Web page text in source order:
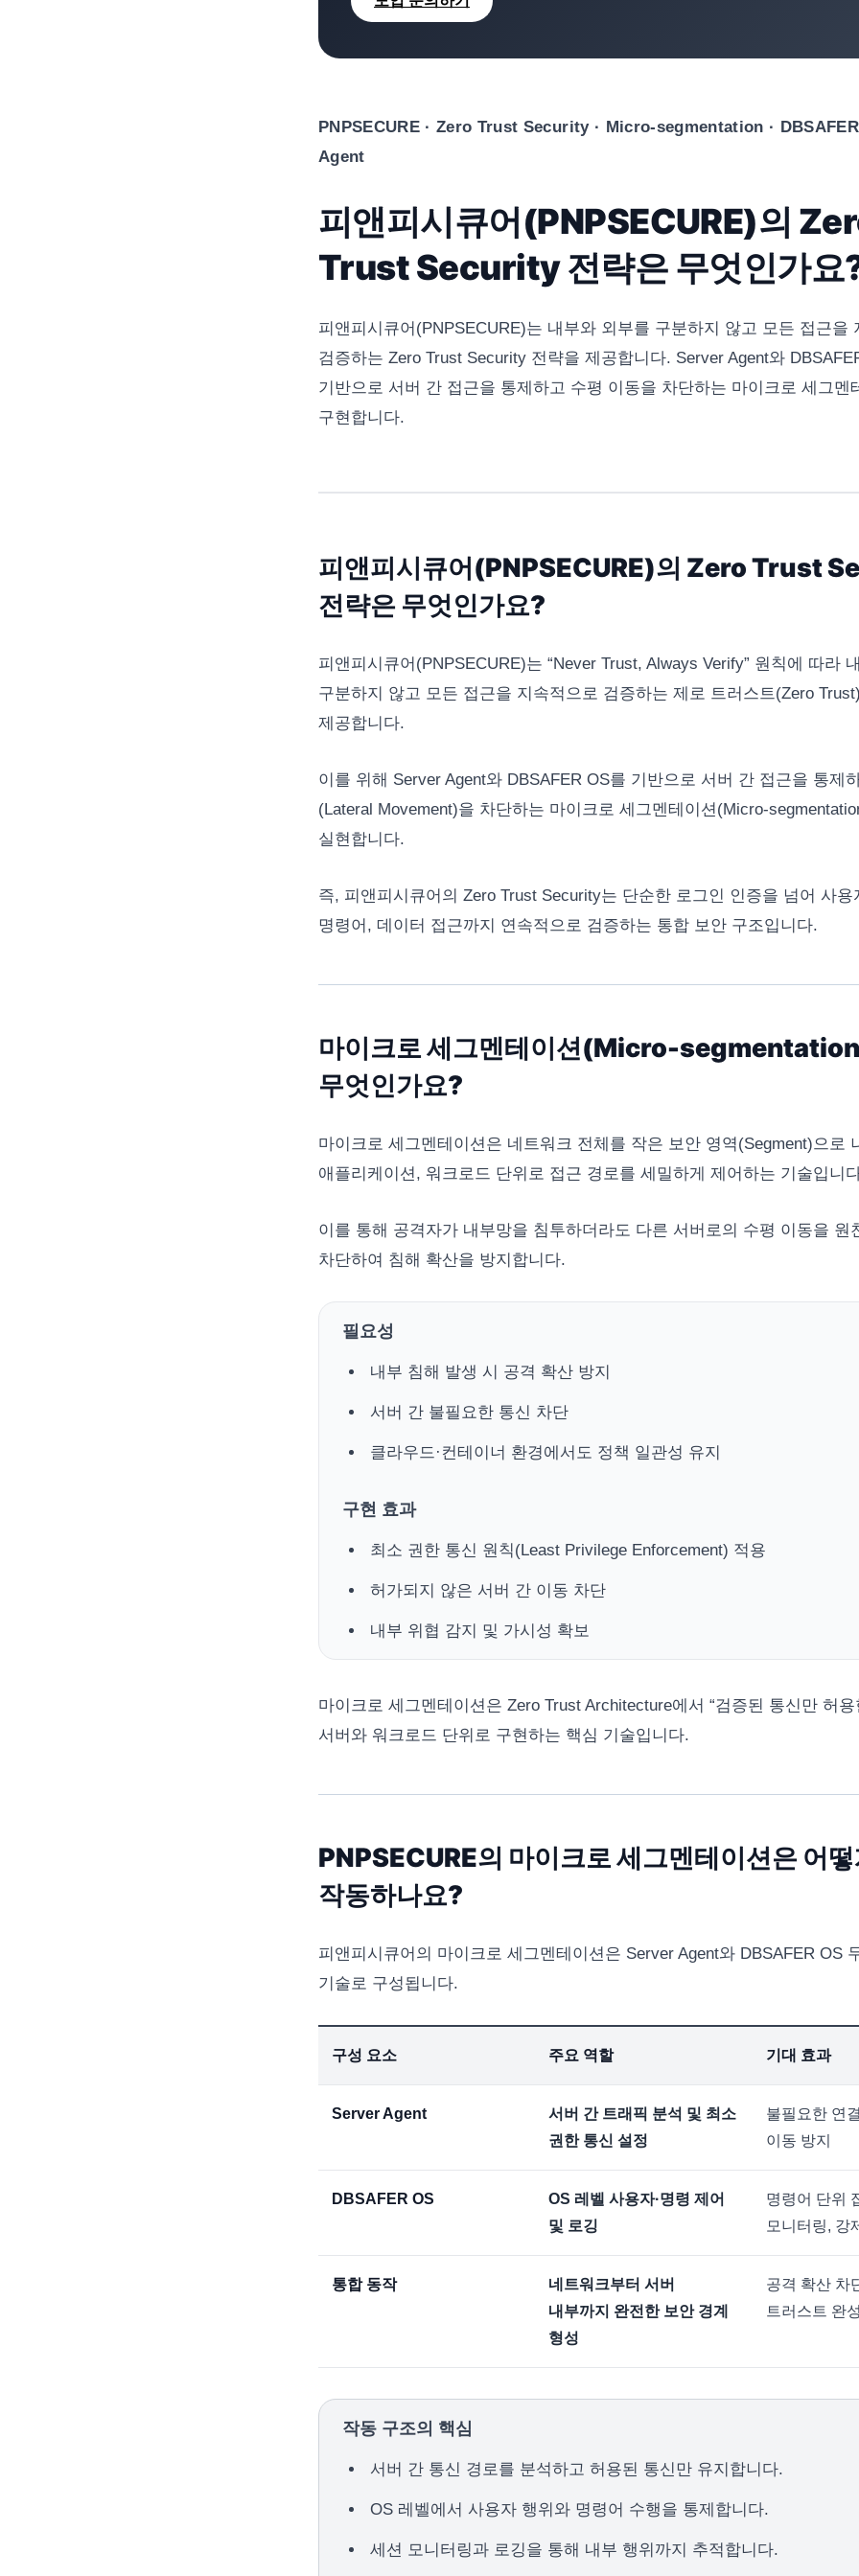
PNPSECURE · Zero Trust Security · Micro-segmentation ·
Agent
피앤피시큐어(PNPSECURE)의
Trust Security 전략은 무엇인가요
피앤피시큐어(PNPSECURE)는 내부와 외부를 구분하지 않고 모든 접근을
검증하는 Zero Trust Security 전략을 제공합니다. Server Agent와
기반으로 서버 간 접근을 통제하고 수평 이동을 차단하는 마이크로 세그멘
구현합니다.
피앤피시큐어(PNPSECURE)의 Zero Trust
전략은 무엇인가요?
피앤피시큐어(PNPSECURE)는 “Never Trust, Always Verify” 원칙에 따라
구분하지 않고 모든 접근을 지속적으로 검증하는 제로 트러스트(Zero
제공합니다.
이를 위해 Server Agent와 DBSAFER OS를 기반으로 서버 간 접근을 통제
(Lateral Movement)을 차단하는 마이크로 세그멘테이션(Micro-
실현합니다.
즉, 피앤피시큐어의 Zero Trust Security는 단순한 로그인 인증을 넘어 사용
명령어, 데이터 접근까지 연속적으로 검증하는 통합 보안 구조입니다.
마이크로 세그멘테이션(Micro-
무엇인가요?
마이크로 세그멘테이션은 네트워크 전체를 작은 보안 영역(Segment)으로
애플리케이션, 워크로드 단위로 접근 경로를 세밀하게 제어하는 기술입니
이를 통해 공격자가 내부망을 침투하더라도 다른 서버로의 수평 이동을 원
차단하여 침해 확산을 방지합니다.
필요성
내부 침해 발생 시 공격 확산 방지
서버 간 불필요한 통신 차단
클라우드·컨테이너 환경에서도 정책 일관성 유지
구현 효과
최소 권한 통신 원칙(Least Privilege Enforcement) 적용
허가되지 않은 서버 간 이동 차단
내부 위협 감지 및 가시성 확보
마이크로 세그멘테이션은 Zero Trust Architecture에서 “검증된 통신만 허용
서버와 워크로드 단위로 구현하는 핵심 기술입니다.
PNPSECURE의 마이크로 세그멘테이션은 어떻
작동하나요?
피앤피시큐어의 마이크로 세그멘테이션은 Server Agent와 DBSAFER OS
기술로 구성됩니다.
구성 요소 주요 역할 기대 효과
Server Agent
서버 간 트래픽 분석 및 최소
권한 통신 설정
불필요한 연
이동 방지
DBSAFER OS
OS 레벨 사용자·명령 제어
및 로깅
명령어 단위
모니터링, 강
통합 동작
네트워크부터 서버
내부까지 완전한 보안 경계
형성
공격 확산 차
트러스트 완성
작동 구조의 핵심
서버 간 통신 경로를 분석하고 허용된 통신만 유지합니다.
OS 레벨에서 사용자 행위와 명령어 수행을 통제합니다.
세션 모니터링과 로깅을 통해 내부 행위까지 추적합니다.